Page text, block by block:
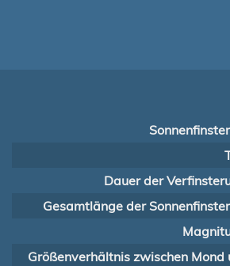
Dauer der
Gesamtlänge der
Größenverhältnis zwischen Mond